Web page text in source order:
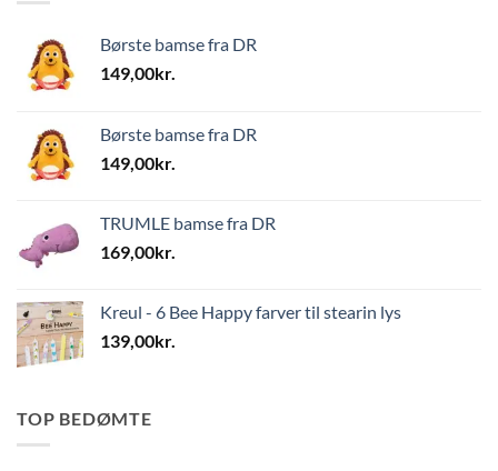
Børste bamse fra DR
149,00kr.
Børste bamse fra DR
149,00kr.
TRUMLE bamse fra DR
169,00kr.
Kreul - 6 Bee Happy farver til stearin lys
139,00kr.
TOP BEDØMTE